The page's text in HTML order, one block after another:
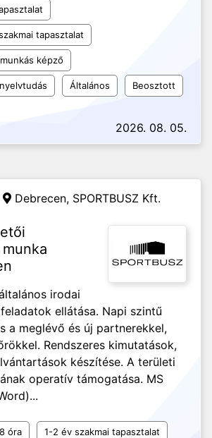
tapasztalat
képző
Általános Beosztott
2026. 08. 05.
Debrecen, SPORTBUSZ Kft.
irodai
ellátása. Napi szintű
a meglévő és új partnerekkel,
Rendszeres kimutatások,
készítése. A területi
operatív támogatása. MS
óra 1-2 év szakmai tapasztalat